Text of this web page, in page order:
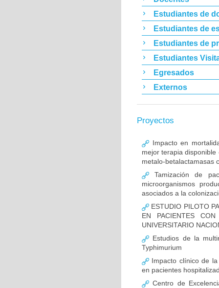
Estudiantes de
Estudiantes de
Estudiantes de
Estudiantes
Egresados
Externos
Proyectos
Impacto en
mejor terapia
metalo-betalactamasas
Tamización de
microorganismos
asociados a la
ESTUDIO PILOTO
EN PACIENTES
UNIVERSITARIO
Estudios de la
Typhimurium
Impacto clínico de
en pacientes
Centro de